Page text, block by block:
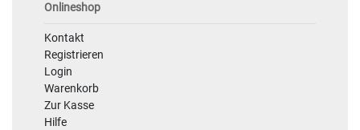
Onlineshop
Kontakt
Registrieren
Login
Warenkorb
Zur Kasse
Hilfe